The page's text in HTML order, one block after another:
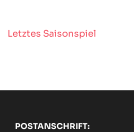
Letztes Saisonspiel
POSTANSCHRIFT: